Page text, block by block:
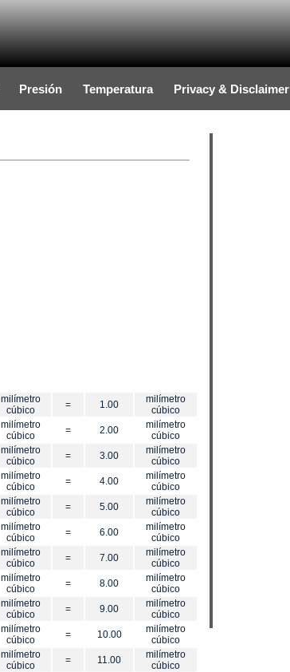
Presión Temperatura Privacy & Disclaimer
milímetro
cúbico
= 1.00
milímetro
cúbico
milímetro
cúbico
= 2.00
milímetro
cúbico
milímetro
cúbico
= 3.00
milímetro
cúbico
milímetro
cúbico
= 4.00
milímetro
cúbico
milímetro
cúbico
= 5.00
milímetro
cúbico
milímetro
cúbico
= 6.00
milímetro
cúbico
milímetro
cúbico
= 7.00
milímetro
cúbico
milímetro
cúbico
= 8.00
milímetro
cúbico
milímetro
cúbico
= 9.00
milímetro
cúbico
milímetro
cúbico
= 10.00
milímetro
cúbico
milímetro
cúbico
= 11.00
milímetro
cúbico